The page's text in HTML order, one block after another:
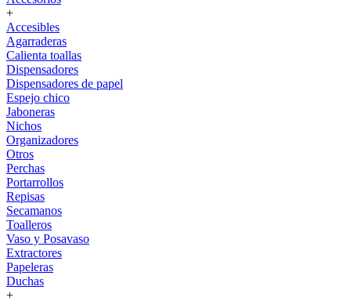
+
Accesibles
Agarraderas
Calienta toallas
Dispensadores
Dispensadores de papel
Espejo chico
Jaboneras
Nichos
Organizadores
Otros
Perchas
Portarrollos
Repisas
Secamanos
Toalleros
Vaso y Posavaso
Extractores
Papeleras
Duchas
+